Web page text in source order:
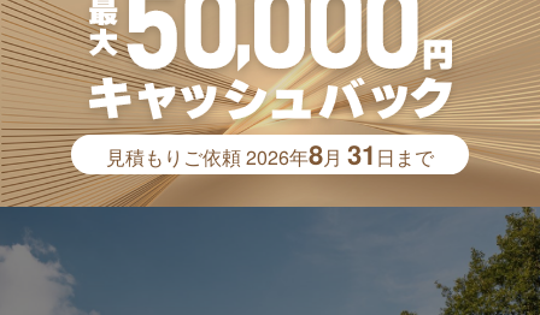
見積もりご依頼2026年8月31 日まで